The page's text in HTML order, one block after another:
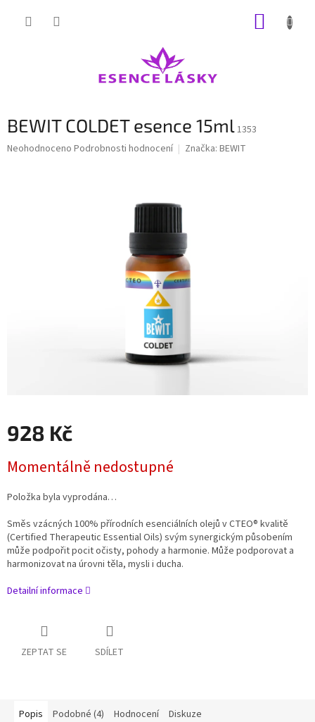
BEWIT COLDET esence 15ml1353
Průměrné
Neohodnoceno Podrobnosti hodnocení Značka: BEWIT
928 Kč
cena:
Momentálně nedostupné
Položka byla vyprodána…
Směs vzácných 100% přírodních esenciálních olejů v CTEO® kvalitě
(Certified Therapeutic Essential Oils) svým synergickým působením
může podpořit pocit očisty, pohody a harmonie. Může podporovat a
harmonizovat na úrovni těla, mysli i ducha.
Detailní informace
ZEPTAT SE SDÍLET
Popis Podobné (4) Hodnocení Diskuze